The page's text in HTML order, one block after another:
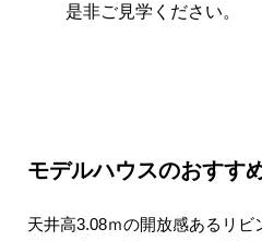
是非ご見学ください。
モデルハウスのおすす
天井高3.08ｍの開放感あるリビ